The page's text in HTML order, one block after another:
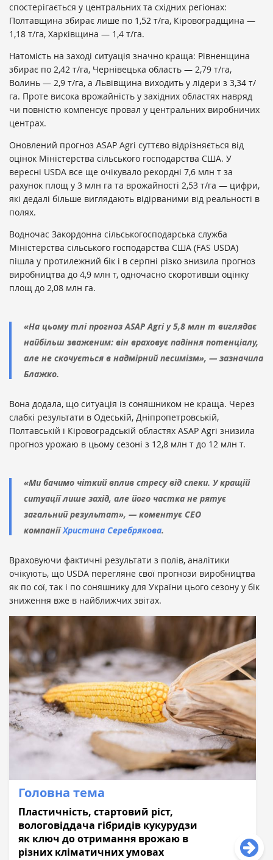
спостерігається у центральних та східних регіонах:
Полтавщина збирає лише по 1,52 т/га, Кіровоградщина —
1,18 т/га, Харківщина — 1,4 т/га.
Натомість на заході ситуація значно краща: Рівненщина
збирає по 2,42 т/га, Чернівецька область — 2,79 т/га,
Волинь — 2,9 т/га, а Львівщина виходить у лідери з 3,34 т/
га. Проте висока врожайність у західних областях навряд
чи повністю компенсує провал у центральних виробничих
центрах.
Оновлений прогноз ASAP Agri суттєво відрізняється від
оцінок Міністерства сільського господарства США. У
вересні USDA все ще очікувало рекордні 7,6 млн т за
рахунок площ у 3 млн га та врожайності 2,53 т/га — цифри,
які дедалі більше виглядають відірваними від реальності в
полях.
Водночас Закордонна сільськогосподарська служба
Міністерства сільського господарства США (FAS USDA)
пішла у протилежний бік і в серпні різко знизила прогноз
виробництва до 4,9 млн т, одночасно скоротивши оцінку
площ до 2,08 млн га.
«На цьому тлі прогноз ASAP Agri у 5,8 млн т виглядає
найбільш зваженим: він враховує падіння потенціалу,
але не скочується в надмірний песимізм», — зазначила
Блажко.
Вона додала, що ситуація із соняшником не краща. Через
слабкі результати в Одеській, Дніпропетровській,
Полтавській і Кіровоградській областях ASAP Agri знизила
прогноз урожаю в цьому сезоні з 12,8 млн т до 12 млн т.
«Ми бачимо чіткий вплив стресу від спеки. У кращій
ситуації лише захід, але його частка не рятує
загальний результат», — коментує CEO
компаніїХристина Серебрякова.
Враховуючи фактичні результати з полів, аналітики
очікують, що USDA перегляне свої прогнози виробництва
як по сої, так і по соняшнику для України цього сезону у бік
зниження вже в найближчих звітах.
Головна тема
Пластичність, стартовий ріст,
вологовіддача гібридів кукурудзи
як ключ до отримання врожаю в
різних кліматичних умовах